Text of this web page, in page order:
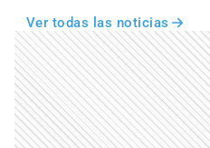
Ver todas las noticias